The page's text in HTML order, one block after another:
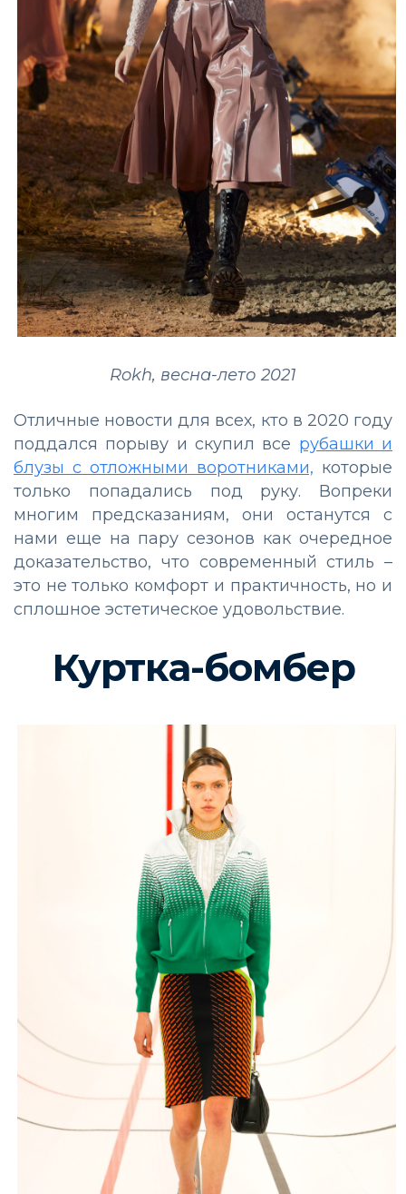
Rokh, весна-лето 2021
Отличные новости для всех, кто в 2020 году
поддался порыву и скупил все рубашки и
блузы с отложными воротниками, которые
только попадались под руку. Вопреки
многим предсказаниям, они останутся с
нами еще на пару сезонов как очередное
доказательство, что современный стиль –
это не только комфорт и практичность, но и
сплошное эстетическое удовольствие.
Куртка-бомбер